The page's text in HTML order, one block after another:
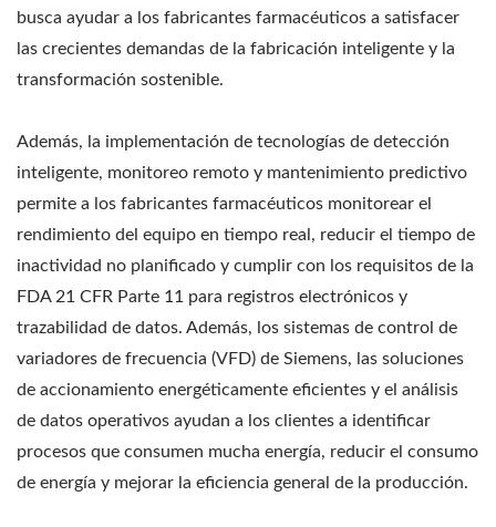
busca ayudar a los fabricantes farmacéuticos a satisfacer
las crecientes demandas de la fabricación inteligente y la
transformación sostenible.
Además, la implementación de tecnologías de detección
inteligente, monitoreo remoto y mantenimiento predictivo
permite a los fabricantes farmacéuticos monitorear el
rendimiento del equipo en tiempo real, reducir el tiempo de
inactividad no planificado y cumplir con los requisitos de la
FDA 21 CFR Parte 11 para registros electrónicos y
trazabilidad de datos. Además, los sistemas de control de
variadores de frecuencia (VFD) de Siemens, las soluciones
de accionamiento energéticamente eficientes y el análisis
de datos operativos ayudan a los clientes a identificar
procesos que consumen mucha energía, reducir el consumo
de energía y mejorar la eficiencia general de la producción.